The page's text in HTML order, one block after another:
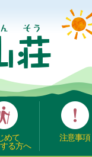
めて
る方へ
注意事項